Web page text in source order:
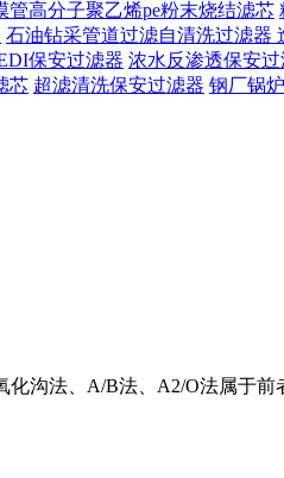
管高分子聚乙烯pe粉末烧结滤芯
石油钻采管道过滤自清洗过滤器
保安过滤器 浓水反渗透保安过
芯 超滤清洗保安过滤器 钢厂锅
沟法、A/B法、A2/O法属于前